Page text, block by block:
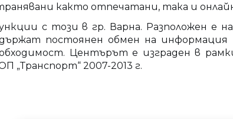
както отпечатани, така и
с този в гр. Варна. Разположен е
постоянен обмен на информация
Центърът е изграден в
„Транспорт“ 2007-2013 г.